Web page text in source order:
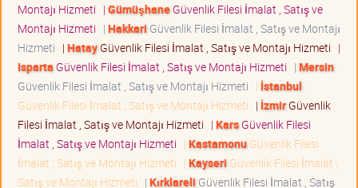
Montajı Hizmeti | GümüşhaneGüvenlik Filesi İmalat , Satış ve
Montajı Hizmeti | Hakkari Güvenlik Filesi İmalat , Satış ve Montajı
Hizmeti | HatayGüvenlik Filesi İmalat , Satış ve Montajı Hizmeti |
Isparta Güvenlik Filesi İmalat , Satış ve Montajı Hizmeti | Mersin
Güvenlik Filesi İmalat , Satış ve Montajı Hizmeti | İstanbul
Güvenlik Filesi İmalat , Satış ve Montajı Hizmeti | İzmirGüvenlik
Filesi İmalat , Satış ve Montajı Hizmeti | KarsGüvenlik Filesi
İmalat , Satış ve Montajı Hizmeti | KastamonuGüvenlik Filesi
İmalat , Satış ve Montajı Hizmeti | Kayseri Güvenlik Filesi İmalat ,
Satış ve Montajı Hizmeti | Kırklareli Güvenlik Filesi İmalat , Satış